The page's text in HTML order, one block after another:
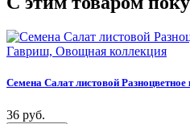
Семена Салат листовой Разноцветное
36 руб.